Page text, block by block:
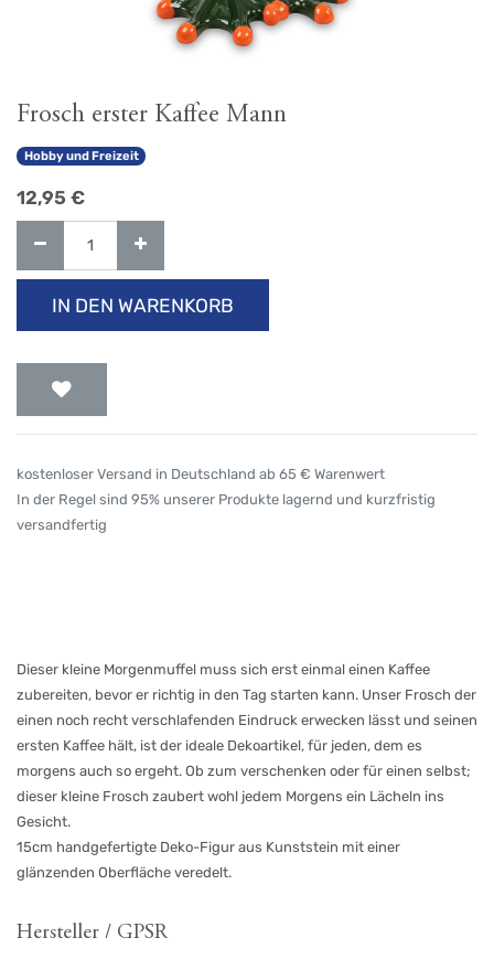
Frosch erster Kaffee Mann
Hobby und Freizeit
12,95 €
IN DEN WARENKORB
kostenloser Versand in Deutschland ab 65 € Warenwert
In der Regel sind 95% unserer Produkte lagernd und kurzfristig
versandfertig
Dieser kleine Morgenmuffel muss sich erst einmal einen Kaffee
zubereiten, bevor er richtig in den Tag starten kann. Unser Frosch der
einen noch recht verschlafenden Eindruck erwecken lässt und seinen
ersten Kaffee hält, ist der ideale Dekoartikel, für jeden, dem es
morgens auch so ergeht. Ob zum verschenken oder für einen selbst;
dieser kleine Frosch zaubert wohl jedem Morgens ein Lächeln ins
Gesicht.
15cm handgefertigte Deko-Figur aus Kunststein mit einer
glänzenden Oberfläche veredelt.
Hersteller / GPSR